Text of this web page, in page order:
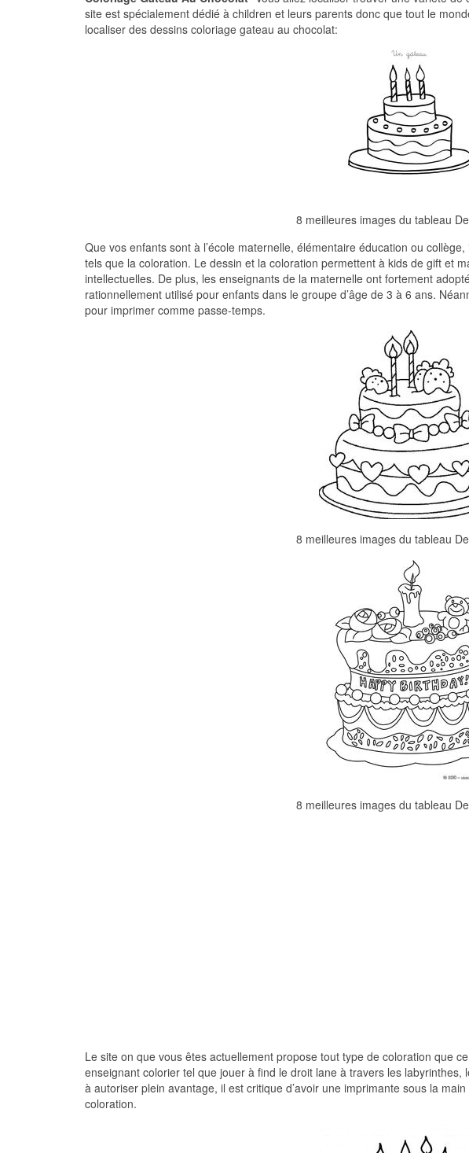
site est spécialement dédié à children et leurs parents donc que tout le
localiser des dessins coloriage gateau au chocolat:
8 meilleures images du tableau
Que vos enfants sont à l’école maternelle, élémentaire éducation ou
tels que la coloration. Le dessin et la coloration permettent à kids de gift et
intellectuelles. De plus, les enseignants de la maternelle ont fortement
rationnellement utilisé pour enfants dans le groupe d’âge de 3 à 6 ans.
pour imprimer comme passe-temps.
8 meilleures images du tableau
8 meilleures images du tableau
Le site on que vous êtes actuellement propose tout type de coloration que
enseignant colorier tel que jouer à find le droit lane à travers les
à autoriser plein avantage, il est critique d’avoir une imprimante sous la
coloration.